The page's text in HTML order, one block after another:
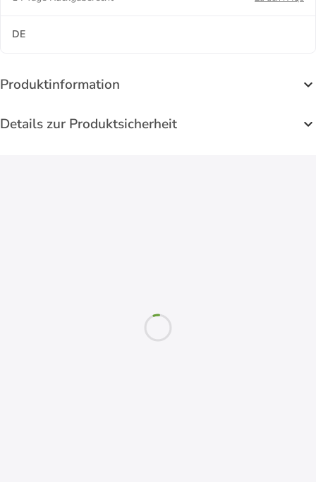
DE
Produktinformation
Details zur Produktsicherheit